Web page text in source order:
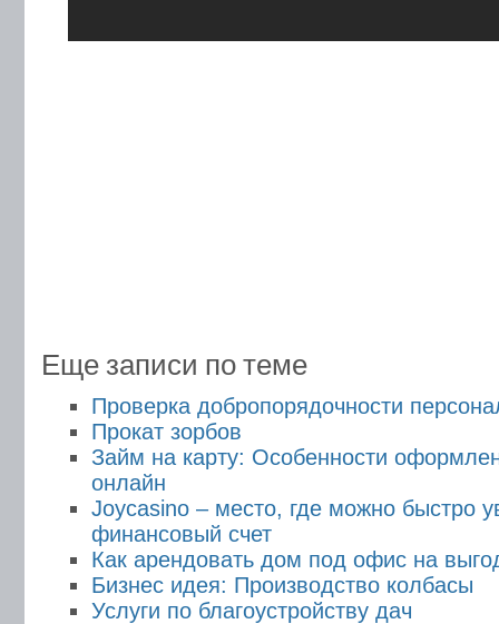
Еще записи по теме
Проверка добропорядочности
Прокат зорбов
Займ на карту: Особенности
онлайн
Joycasino – место, где можно быстро
финансовый счет
Как арендовать дом под офис на
Бизнес идея: Производство колбасы
Услуги по благоустройству дач